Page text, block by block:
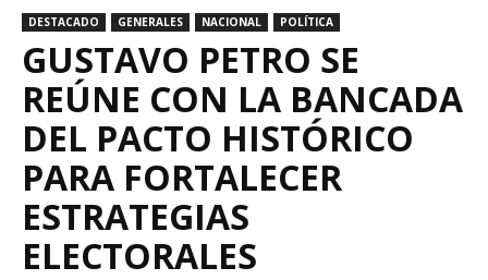
DESTACADO GENERALES NACIONAL POLÍTICA
GUSTAVO PETRO SE
REÚNE CON LA BANCADA
DEL PACTO HISTÓRICO
PARA FORTALECER
ESTRATEGIAS
ELECTORALES